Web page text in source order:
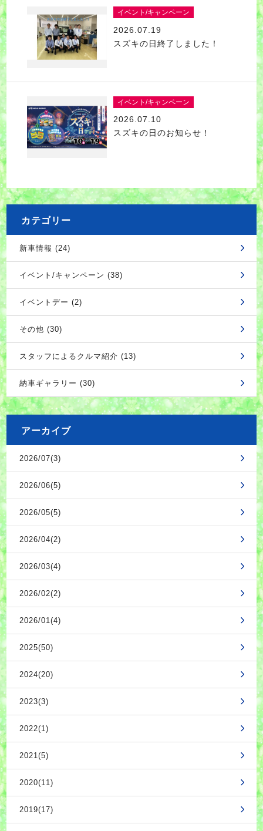
イベント/キャンペーン
2026.07.19
スズキの日終了しました！
イベント/キャンペーン
2026.07.10
スズキの日のお知らせ！
カテゴリー
新車情報 (24)
イベント/キャンペーン (38)
イベントデー (2)
その他 (30)
スタッフによるクルマ紹介 (13)
納車ギャラリー (30)
アーカイブ
2026/07(3)
2026/06(5)
2026/05(5)
2026/04(2)
2026/03(4)
2026/02(2)
2026/01(4)
2025(50)
2024(20)
2023(3)
2022(1)
2021(5)
2020(11)
2019(17)